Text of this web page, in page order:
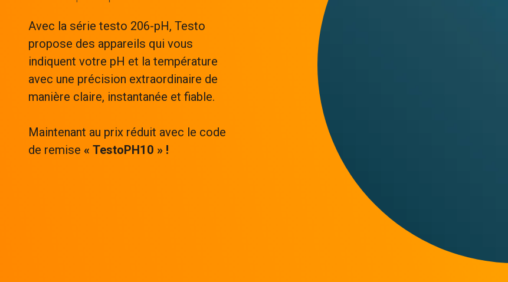
Avec la série testo 206-pH, Testo
propose des appareils qui vous
indiquent votre pH et la température
avec une précision extraordinaire de
manière claire, instantanée et fiable.
Maintenant au prix réduit avec le code
de remise « TestoPH10 » !